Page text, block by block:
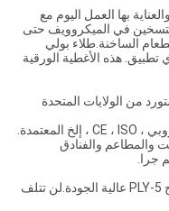
بها العمل اليوم مع
للتسخين في الميكروويف حتى
الساخنة.طلاء بولي
تطبيق. هذه الأغطية الورقية
عالي الجودة 100٪ ، مستورد من الولايات المتحدة
والمطاعم والفنادق
جرا.
5. جميع المنتجات معبأة مع علبة كرتون مموج 5-PLY عالية الجودة.لن تتلف